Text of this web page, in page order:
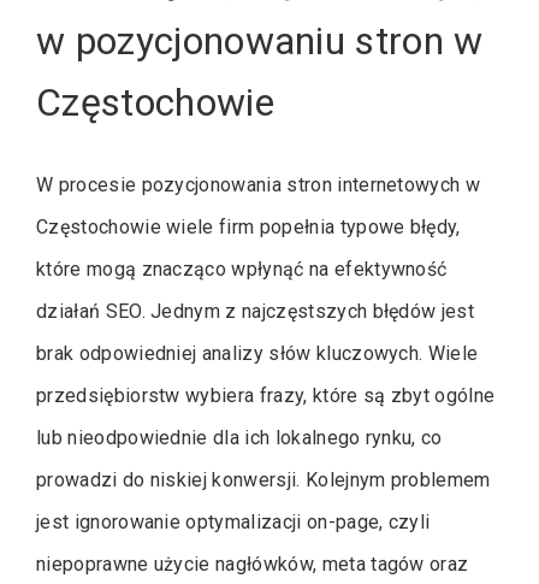
w pozycjonowaniu stron w
Częstochowie
W procesie pozycjonowania stron internetowych w
Częstochowie wiele firm popełnia typowe błędy,
które mogą znacząco wpłynąć na efektywność
działań SEO. Jednym z najczęstszych błędów jest
brak odpowiedniej analizy słów kluczowych. Wiele
przedsiębiorstw wybiera frazy, które są zbyt ogólne
lub nieodpowiednie dla ich lokalnego rynku, co
prowadzi do niskiej konwersji. Kolejnym problemem
jest ignorowanie optymalizacji on-page, czyli
niepoprawne użycie nagłówków, meta tagów oraz